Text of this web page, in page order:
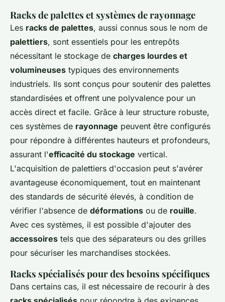
Racks de palettes et systèmes de rayonnage
Les racks de palettes, aussi connus sous le nom de
palettiers, sont essentiels pour les entrepôts
nécessitant le stockage de charges lourdes et
volumineuses typiques des environnements
industriels. Ils sont conçus pour soutenir des palettes
standardisées et offrent une polyvalence pour un
accès direct et facile. Grâce à leur structure robuste,
ces systèmes de rayonnage peuvent être configurés
pour répondre à différentes hauteurs et profondeurs,
assurant l'efficacité du stockage vertical.
L'acquisition de palettiers d'occasion peut s'avérer
avantageuse économiquement, tout en maintenant
des standards de sécurité élevés, à condition de
vérifier l'absence de déformations ou de rouille.
Avec ces systèmes, il est possible d'ajouter des
accessoires tels que des séparateurs ou des grilles
pour sécuriser les marchandises stockées.
Racks spécialisés pour des besoins spécifiques
Dans certains cas, il est nécessaire de recourir à des